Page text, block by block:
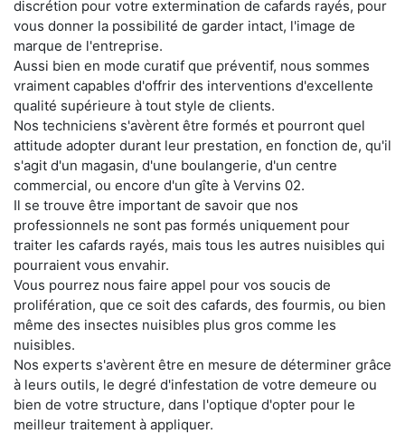
discrétion pour votre extermination de cafards rayés, pour
vous donner la possibilité de garder intact, l'image de
marque de l'entreprise.
Aussi bien en mode curatif que préventif, nous sommes
vraiment capables d'offrir des interventions d'excellente
qualité supérieure à tout style de clients.
Nos techniciens s'avèrent être formés et pourront quel
attitude adopter durant leur prestation, en fonction de, qu'il
s'agit d'un magasin, d'une boulangerie, d'un centre
commercial, ou encore d'un gîte à Vervins 02.
Il se trouve être important de savoir que nos
professionnels ne sont pas formés uniquement pour
traiter les cafards rayés, mais tous les autres nuisibles qui
pourraient vous envahir.
Vous pourrez nous faire appel pour vos soucis de
prolifération, que ce soit des cafards, des fourmis, ou bien
même des insectes nuisibles plus gros comme les
nuisibles.
Nos experts s'avèrent être en mesure de déterminer grâce
à leurs outils, le degré d'infestation de votre demeure ou
bien de votre structure, dans l'optique d'opter pour le
meilleur traitement à appliquer.